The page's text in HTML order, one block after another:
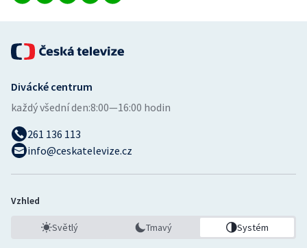
Divácké centrum
každý všední den:8:00—16:00 hodin
261 136 113
info@ceskatelevize.cz
Vzhled
Světlý Tmavý Systém